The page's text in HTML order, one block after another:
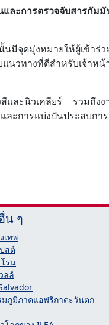
ละการตรวจจับสารกัมมั
จุดมุ่งหมายให้ผู้เข้าร่ว
วทางที่ดีสำหรับเจ้าหน้
และนิวเคลียร์ รวมถึงง
ละการแบ่งปันประสบกา
น ๆ
เทพ
สต์
รน
ลล์
ภูมิภาคแอฟริกาตะวันตก